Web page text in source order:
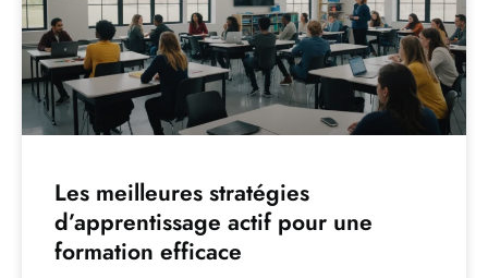
Les meilleures stratégies
d’apprentissage actif pour une
formation efficace